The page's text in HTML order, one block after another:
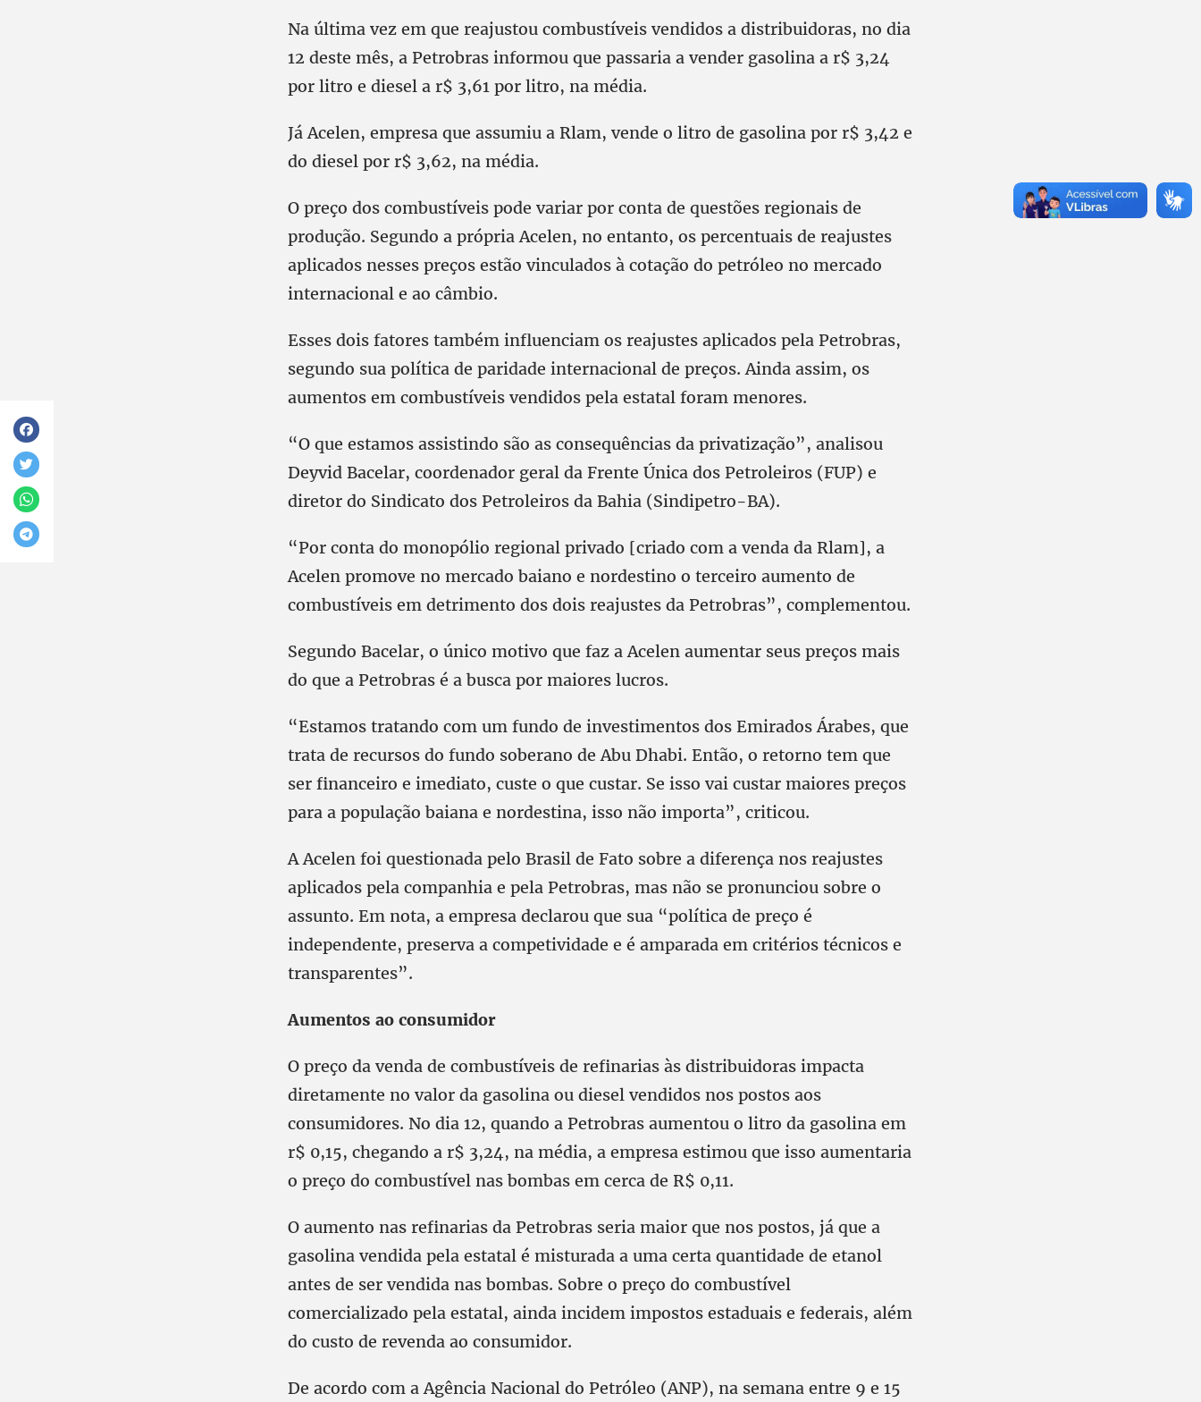
Na última vez em que reajustou combustíveis vendidos a distribuidoras, no dia
12 deste mês, a Petrobras informou que passaria a vender gasolina a r$ 3,24
por litro e diesel a r$ 3,61 por litro, na média.
Já Acelen, empresa que assumiu a Rlam, vende o litro de gasolina por r$ 3,42 e
do diesel por r$ 3,62, na média.
O preço dos combustíveis pode variar por conta de questões regionais de
produção. Segundo a própria Acelen, no entanto, os percentuais de reajustes
aplicados nesses preços estão vinculados à cotação do petróleo no mercado
internacional e ao câmbio.
Esses dois fatores também influenciam os reajustes aplicados pela Petrobras,
segundo sua política de paridade internacional de preços. Ainda assim, os
aumentos em combustíveis vendidos pela estatal foram menores.
“O que estamos assistindo são as consequências da privatização”, analisou
Deyvid Bacelar, coordenador geral da Frente Única dos Petroleiros (FUP) e
diretor do Sindicato dos Petroleiros da Bahia (Sindipetro-BA).
“Por conta do monopólio regional privado [criado com a venda da Rlam], a
Acelen promove no mercado baiano e nordestino o terceiro aumento de
combustíveis em detrimento dos dois reajustes da Petrobras”, complementou.
Segundo Bacelar, o único motivo que faz a Acelen aumentar seus preços mais
do que a Petrobras é a busca por maiores lucros.
“Estamos tratando com um fundo de investimentos dos Emirados Árabes, que
trata de recursos do fundo soberano de Abu Dhabi. Então, o retorno tem que
ser financeiro e imediato, custe o que custar. Se isso vai custar maiores preços
para a população baiana e nordestina, isso não importa”, criticou.
A Acelen foi questionada pelo Brasil de Fato sobre a diferença nos reajustes
aplicados pela companhia e pela Petrobras, mas não se pronunciou sobre o
assunto. Em nota, a empresa declarou que sua “política de preço é
independente, preserva a competividade e é amparada em critérios técnicos e
transparentes”.
Aumentos ao consumidor
O preço da venda de combustíveis de refinarias às distribuidoras impacta
diretamente no valor da gasolina ou diesel vendidos nos postos aos
consumidores. No dia 12, quando a Petrobras aumentou o litro da gasolina em
r$ 0,15, chegando a r$ 3,24, na média, a empresa estimou que isso aumentaria
o preço do combustível nas bombas em cerca de R$ 0,11.
O aumento nas refinarias da Petrobras seria maior que nos postos, já que a
gasolina vendida pela estatal é misturada a uma certa quantidade de etanol
antes de ser vendida nas bombas. Sobre o preço do combustível
comercializado pela estatal, ainda incidem impostos estaduais e federais, além
do custo de revenda ao consumidor.
De acordo com a Agência Nacional do Petróleo (ANP), na semana entre 9 e 15